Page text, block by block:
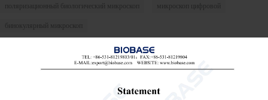
поляризационный биологический микроскоп микроскоп цифровой
бинокулярный микроскоп
Детали